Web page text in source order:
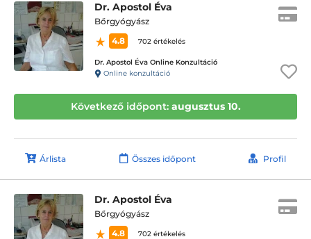
Dr. Apostol Éva
Bőrgyógyász
4.8
702 értékelés
Dr. Apostol Éva Online Konzultáció
Online konzultáció
Következő időpont: augusztus 10.
Árlista Összes időpont Profil
Dr. Apostol Éva
Bőrgyógyász
4.8
702 értékelés